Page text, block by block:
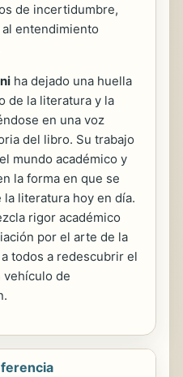
de incertidumbre,
entendimiento
ha dejado una huella
de la literatura y la
en una voz
del libro. Su trabajo
mundo académico y
la forma en que se
literatura hoy en día.
rigor académico
por el arte de la
todos a redescubrir el
vehículo de